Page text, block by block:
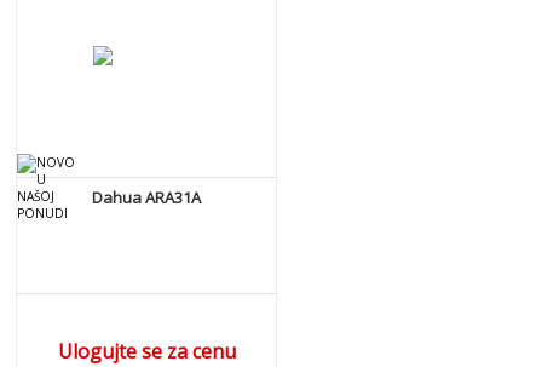
Dahua ARA31A
Ulogujte se za cenu